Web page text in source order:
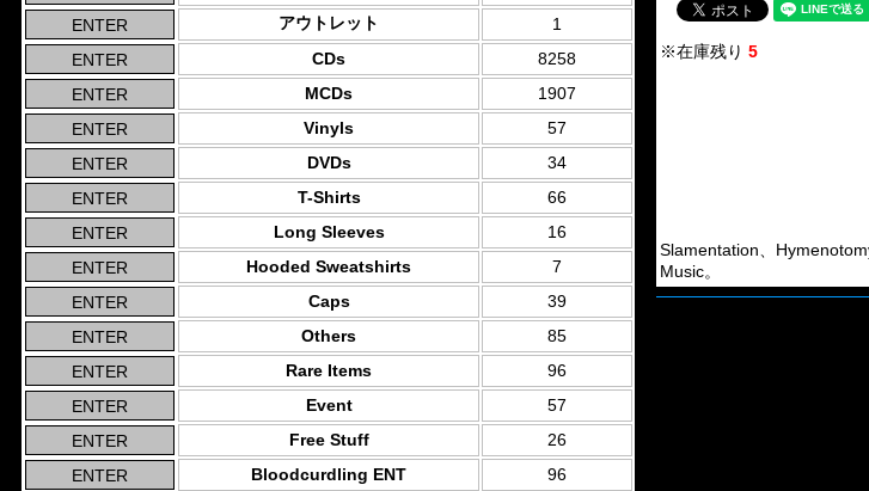
アウトレット
1
CDs
8258
MCDs
1907
Vinyls
57
DVDs
34
T-Shirts
66
Long Sleeves
16
Hooded Sweatshirts
7
Caps
39
Others
85
Rare Items
96
Event
57
Free Stuff
26
Bloodcurdling ENT
96
※在庫残り 5
Slamentation、
Music。